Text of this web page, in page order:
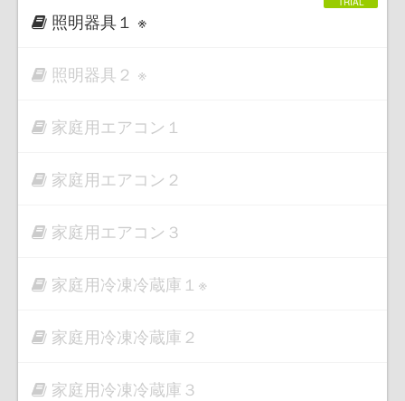
照明器具１ ※
照明器具２ ※
家庭用エアコン１
家庭用エアコン２
家庭用エアコン３
家庭用冷凍冷蔵庫１※
家庭用冷凍冷蔵庫２
家庭用冷凍冷蔵庫３